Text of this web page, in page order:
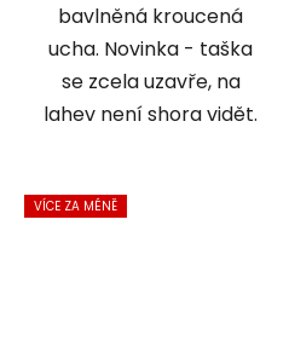
bavlněná kroucená
ucha. Novinka - taška
se zcela uzavře, na
lahev není shora vidět.
VÍCE ZA MÉNĚ